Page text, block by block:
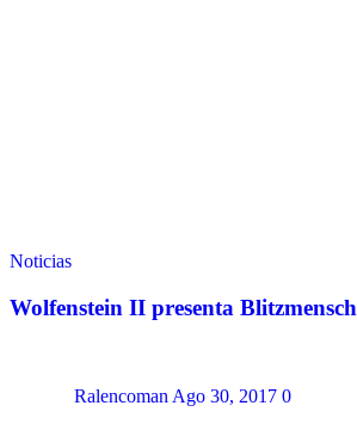
Noticias
Wolfenstein II presenta Blitzmensch
Ralencoman Ago 30, 2017 0